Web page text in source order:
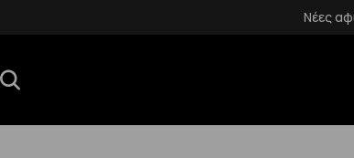
για αγορές άνω των 70€ Νέες